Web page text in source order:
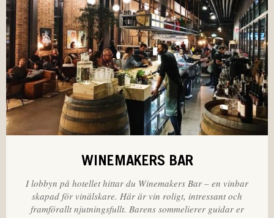
WINEMAKERS BAR
I lobbyn på hotellet hittar du Winemakers Bar – en vinbar
skapad för vinälskare. Här är vin roligt, intressant och
framförallt njutningsfullt. Barens sommelierer guidar er